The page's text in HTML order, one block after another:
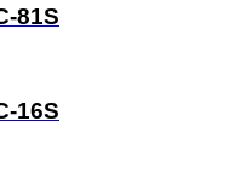
81S
16S